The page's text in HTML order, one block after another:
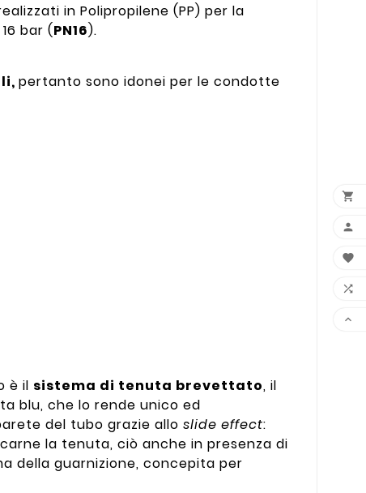
in Polipropilene (PP) per la
bar (PN16).
pertanto sono idonei per le condotte
è il sistema di tenuta brevettato, il
blu, che lo rende unico ed
del tubo grazie allo slide effect:
la tenuta, ciò anche in presenza di
della guarnizione, concepita per




